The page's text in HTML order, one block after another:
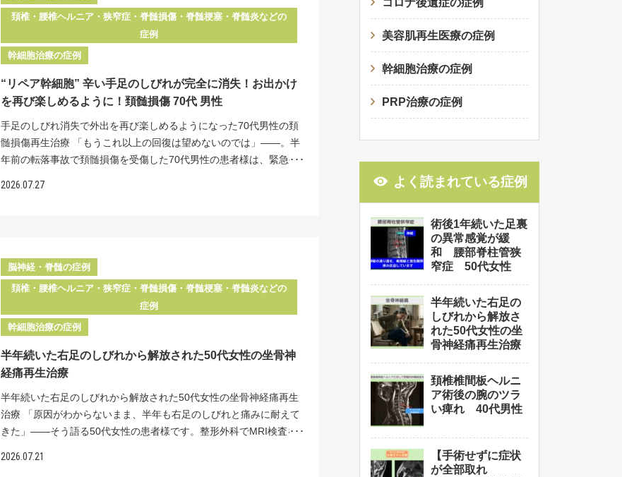
計3回投与 脊髄内に"リペア幹細胞"2,500万個ずつを計3回投与いたし
ました。手術や入院の必要はなく、狭窄部で損傷した神経細胞へ直
接幹細胞を届けています。 治療後の変化 初回投与後から膝から下全
体にあったしびれが縮小し、最終的には指先のみに 下肢の脱力感が
すくなり、足裏と床との触覚も感じられるように 入院や全身麻酔の
リスクを負わず、手術を避けながら改善を実感 初回の投与後から、
膝から下の全体にあったしびれが縮小していき、最終的には指先の
みとなりました。下肢の脱力感も良くなり、ソファから立ち上がり
やすくなったほか、足裏と床との触覚が感じられるようになり、両
クと効果の不確かさから治療に踏み切れずにいた患者様が、入院も
しびれにも悩まされていた 手術で神経の圧迫は解除されたものの、
神経の回復が止まってしまった状態 こちらの患者様は7年前に頚椎
症性脊髄症のため手術を受けられましたが、その後も残る神経症状
の治療のため当院を受診されました。症状は歩行のしづらさとふら
ればと、再生医療を希望されました。 神経機能の回復を狙って手術
を行った後に回復が止まってしまった場合、現在の保険診療内では
回復を促す根本的な治療法はありません。手術で神経の圧迫が解除
されたにも関わらず症状が残ってしまった患者様に対して、当院で
は"リペア幹細胞"の脊髄内への直接投与をご提案しています。通常の
回投与＋2億個を1回点滴投与 脊髄内に"リペア幹細胞"2,500万個ずつ
を計2回投与し、あわせて慢性的な痛みに対して2億個の"リペア幹細
胞"を1回点滴投与いたしました。手術や入院の必要はなく、外来で
の治療が可能です。 治療後の変化 1回目投与の1ヶ月後にはしびれが
軽くなり、足に力が入って踏ん張りがきくように 困難だった排尿が
の改善に、大変喜んでいただけた 1回目の投与から1ヶ月後には、し
びれが軽くなり、足に力が入って踏ん張りがきくようになったと喜
んでいただけました。困難だった排尿も9割できるようになり、椅子
からスムーズに立ち上がれるようになっています。 手術後7年間残
り続けた症状に対して、しびれ・筋力・排尿機能のそれぞれで改善
もなお、しびれ・痛み、筋力低下、歩行障害、膀胱直腸障害などの
頚椎・腰椎ヘルニア・狭窄症・脊髄損傷・脊髄梗塞・脊髄炎などの
症例
幹細胞治療の症例
“リペア幹細胞” 辛い手足のしびれが完全に消失！お出かけ
を再び楽しめるように！頚髄損傷 70代 男性
手足のしびれ消失で外出を再び楽しめるようになった70代男性の頚
髄損傷再生治療 「もうこれ以上の回復は望めないのでは」——。半
年前の転落事故で頚髄損傷を受傷した70代男性の患者様は、緊急手
肢がほとんど動かず、術後3ヶ月で足が少し動くようになったものの
回復が止まってしまった 手足のしびれが常にあり、毎日辛い思いを
されていた 「もうこれ以上の回復は望めないのでは」と不安な日々
を過ごされていた こちらの患者様は半年前の転落事故により頚髄損
傷を受傷されました。緊急手術で脱臼・骨折した頚椎の整復・固定
ました。受傷時は四肢がほとんど動きませんでしたが、術後3ヶ月で
少し足が動くようになりました。しかし、現在は回復が止まってし
まったそうです。手足のしびれも常にあり、毎日辛い思いをされて
いました。 損傷した神経の回復は通常は数年で止まり、それ以上は
望めないと言われています。現在の保険診療内では、いったん回復
2026.07.27
脳神経・脊髄の症例
頚椎・腰椎ヘルニア・狭窄症・脊髄損傷・脊髄梗塞・脊髄炎などの
症例
幹細胞治療の症例
半年続いた右足のしびれから解放された50代女性の坐骨神
経痛再生治療
半年続いた右足のしびれから解放された50代女性の坐骨神経痛再生
治療 「原因がわからないまま、半年も右足のしびれと痛みに耐えて
きた」――そう語る50代女性の患者様です。整形外科でMRI検査を
2026.07.21
コロナ後遺症の症例
美容肌再生医療の症例
幹細胞治療の症例
PRP治療の症例
よく読まれている症例
術後1年続いた足裏
の異常感覚が緩
和 腰部脊柱管狭
窄症 50代女性
半年続いた右足の
しびれから解放さ
れた50代女性の坐
骨神経痛再生治療
頚椎椎間板ヘルニ
ア術後の腕のツラ
い痺れ 40代男性
【手術せずに症状
が全部取れ